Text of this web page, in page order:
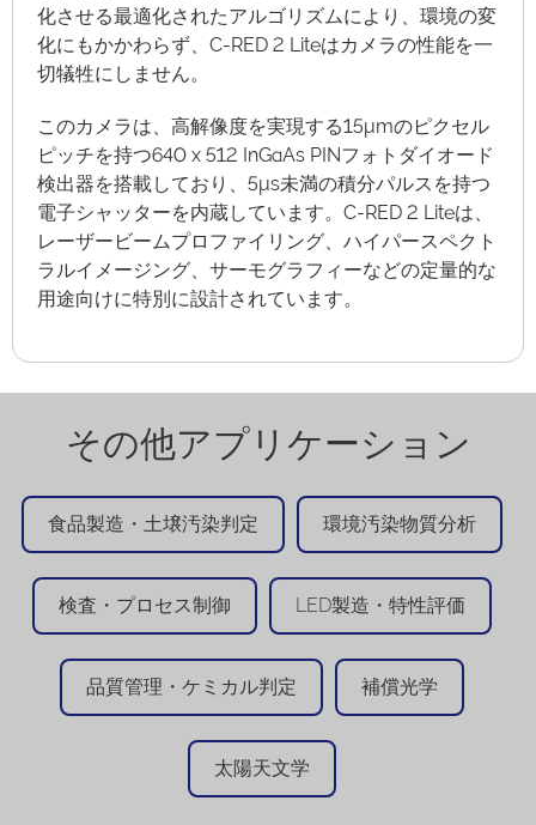
化させる最適化されたアルゴリズムにより、環境の変
化にもかかわらず、C-RED 2 Liteはカメラの性能を一
切犠牲にしません。
このカメラは、高解像度を実現する15μmのピクセル
ピッチを持つ640 x 512 InGaAs PINフォトダイオード
検出器を搭載しており、5μs未満の積分パルスを持つ
電子シャッターを内蔵しています。C-RED 2 Liteは、
レーザービームプロファイリング、ハイパースペクト
ラルイメージング、サーモグラフィーなどの定量的な
用途向けに特別に設計されています。
その他アプリケーション
食品製造・土壌汚染判定 環境汚染物質分析
検査・プロセス制御 LED製造・特性評価
品質管理・ケミカル判定 補償光学
太陽天文学